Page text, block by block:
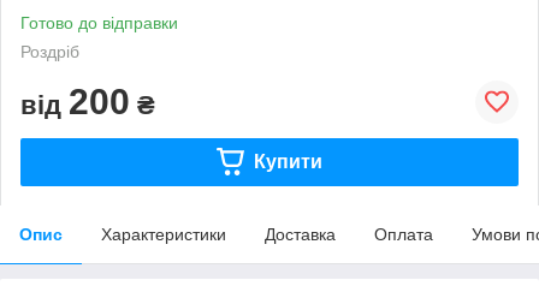
Готово до відправки
Роздріб
від 200 ₴
Купити
Опис Характеристики Доставка Оплата Умови